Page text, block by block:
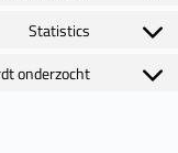
Statistics
onderzocht